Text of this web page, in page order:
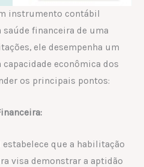
instrumento contábil
financeira de uma
ele desempenha um
econômica dos
os principais pontos:
estabelece que a habilitação
visa demonstrar a aptidão